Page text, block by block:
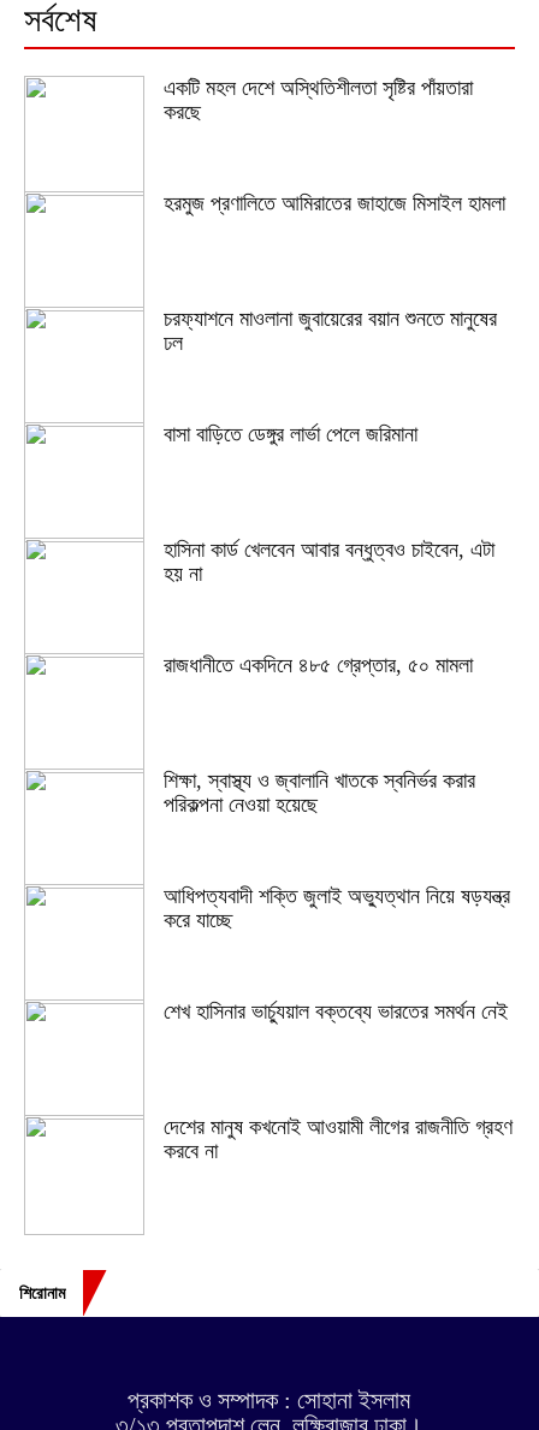
সর্বশেষ
একটি মহল দেশে অস্থিতিশীলতা সৃষ্টির পাঁয়তারা
করছে
হরমুজ প্রণালিতে আমিরাতের জাহাজে মিসাইল হামলা
চরফ্যাশনে মাওলানা জুবায়েরের বয়ান শুনতে মানুষের
ঢল
বাসা বাড়িতে ডেঙ্গুর লার্ভা পেলে জরিমানা
হাসিনা কার্ড খেলবেন আবার বন্ধুত্বও চাইবেন, এটা
হয় না
রাজধানীতে একদিনে ৪৮৫ গ্রেপ্তার, ৫০ মামলা
শিক্ষা, স্বাস্থ্য ও জ্বালানি খাতকে স্বনির্ভর করার
পরিকল্পনা নেওয়া হয়েছে
আধিপত্যবাদী শক্তি জুলাই অভ্যুত্থান নিয়ে ষড়যন্ত্র
করে যাচ্ছে
শেখ হাসিনার ভার্চ্যুয়াল বক্তব্যে ভারতের সমর্থন নেই
দেশের মানুষ কখনোই আওয়ামী লীগের রাজনীতি গ্রহণ
করবে না
শিরোনাম
প্রকাশক ও সম্পাদক : সোহানা ইসলাম